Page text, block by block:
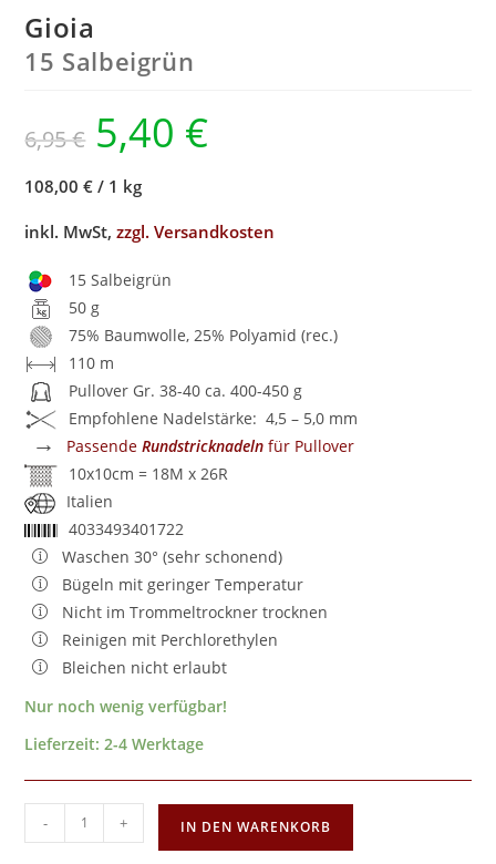
Gioia
15 Salbeigrün
6,95€ 5,40 €
108,00 € / 1 kg
inkl. MwSt,zzgl. Versandkosten
15 Salbeigrün
50 g
75% Baumwolle, 25% Polyamid (rec.)
110 m
Pullover Gr. 38-40 ca. 400-450 g
Empfohlene Nadelstärke: 4,5 – 5,0 mm
→ PassendeRundstricknadeln für Pullover
10x10cm = 18M x 26R
Italien
4033493401722
Waschen 30° (sehr schonend)
Bügeln mit geringer Temperatur
Nicht im Trommeltrockner trocknen
Reinigen mit Perchlorethylen
Bleichen nicht erlaubt
Nur noch wenig verfügbar!
Lieferzeit:2-4 Werktage
- + IN DEN WARENKORB